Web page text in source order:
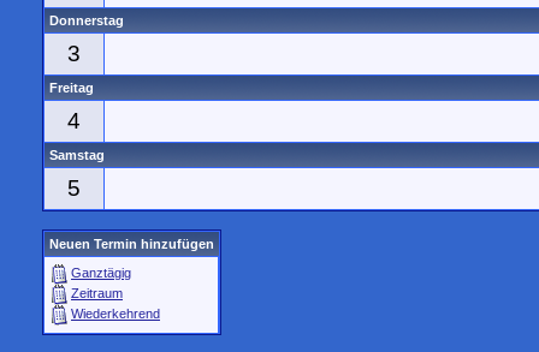
Donnerstag
3
Freitag
4
Samstag
5
Neuen Termin hinzufügen
Ganztägig
Zeitraum
Wiederkehrend